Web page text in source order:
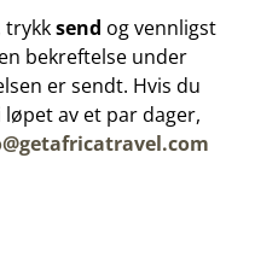
trykksend og vennligst
bekreftelse under
er sendt. Hvis du
av et par dager,